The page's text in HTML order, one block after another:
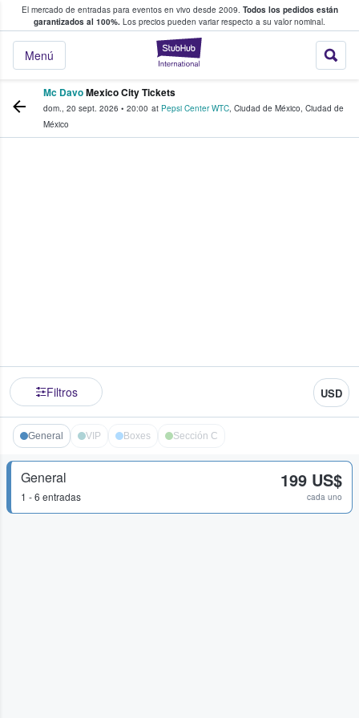
El mercado de entradas para eventos en vivo desde 2009. Todos los pedidos están
garantizados al 100%. Los precios pueden variar respecto a su valor nominal.
StubHub:
Menú
y venta de entradas entre fans
Mc DavoMexico City Tickets
dom., 20 sept. 2026 • 20:00 at Pepsi Center WTC, Ciudad de México, Ciudad de
México
Filtros USD
General VIP Boxes Sección C
General
1 - 6 entradas
199 US$
cada uno